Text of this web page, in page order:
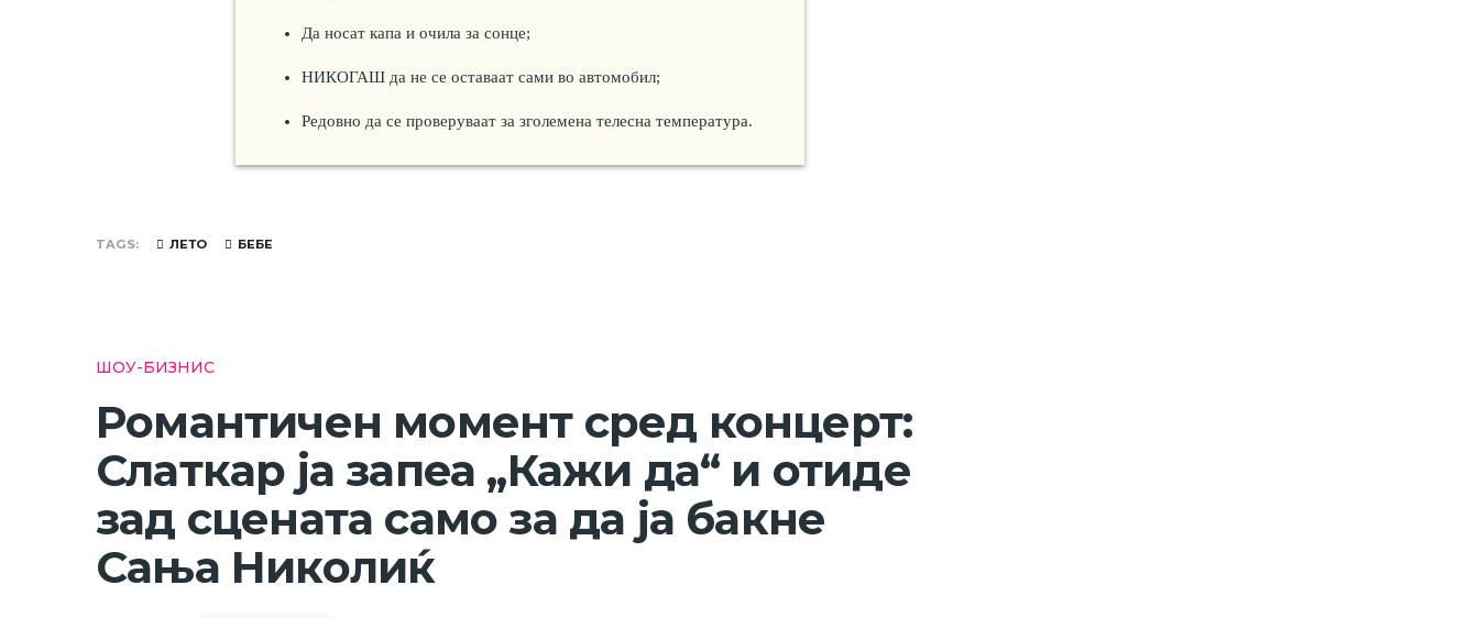
Да носат капа и очила за сонце;
НИКОГАШ да не се оставаат сами во автомобил;
Редовно да се проверуваат за зголемена телесна температура.
TAGS ЛЕТО БЕБЕ
ШОУ-БИЗНИС
Романтичен момент сред концерт:
Слаткар ја запеа „Кажи да“ и отиде
зад сцената само за да ја бакне
Сања Николиќ